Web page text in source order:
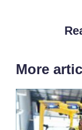
More